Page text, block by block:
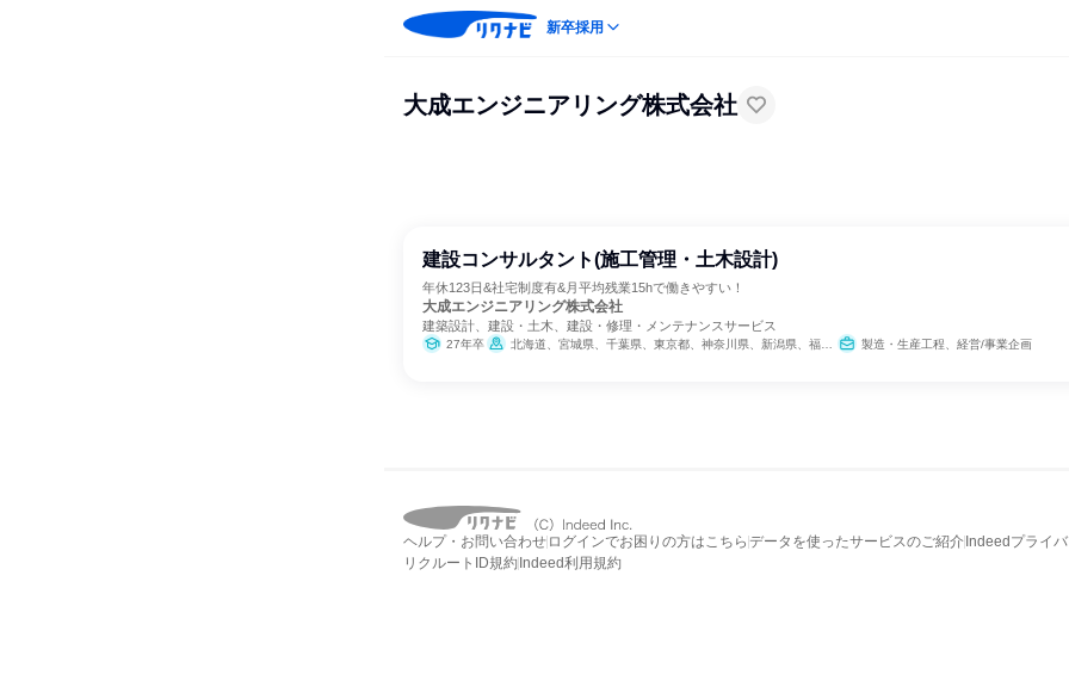
新卒採用
大成エンジニアリング株式会社
建設コンサルタント(施工管理・土木設計)
年休123日&社宅制度有&月平均残業15hで働きやすい！
大成エンジニアリング株式会社
建築設計、建設・土木、建設・修理・メンテナンスサービス
27年卒 北海道、宮城県、千葉県、東京都、神奈川県、新潟県、福井県、長野県、岐阜県、静岡県、愛知県、京都府、大阪府、兵庫県、和歌山県、福岡県 製造・生産工程、経営/事業企画
ヘルプ・お問い合わせ ログインでお困りの方はこちら データを使ったサービスのご紹介 Indeedプライ
リクルートID規約 Indeed利用規約